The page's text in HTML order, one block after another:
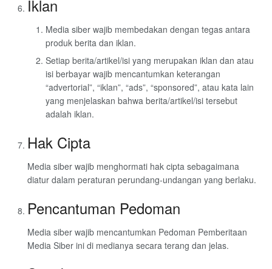
Iklan
Media siber wajib membedakan dengan tegas antara
produk berita dan iklan.
Setiap berita/artikel/isi yang merupakan iklan dan atau
isi berbayar wajib mencantumkan keterangan
“advertorial”, “iklan”, “ads”, “sponsored”, atau kata lain
yang menjelaskan bahwa berita/artikel/isi tersebut
adalah iklan.
Hak Cipta
Media siber wajib menghormati hak cipta sebagaimana
diatur dalam peraturan perundang-undangan yang berlaku.
Pencantuman Pedoman
Media siber wajib mencantumkan Pedoman Pemberitaan
Media Siber ini di medianya secara terang dan jelas.